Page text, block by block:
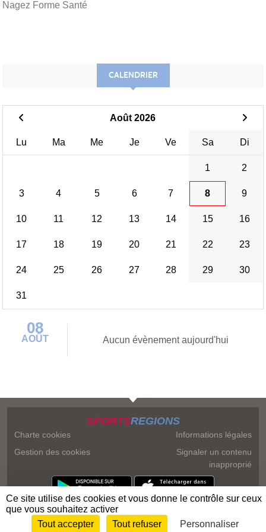
Nagez Forme Santé
CALENDRIER
Août 2026
Lu Ma Me Je Ve Sa Di
1 2
3 4 5 6 7 8 9
10 11 12 13 14 15 16
17 18 19 20 21 22 23
24 25 26 27 28 29 30
31
08
AOÛT Aucun évènement aujourd'hui
SPORTSREGIONS
Charte cookies
Gestion des cookies
Informations légales
Signaler un contenu
inapproprié
Envie de participer ? Connexion
Ce site utilise des cookies et vous donne le contrôle sur ceux
que vous souhaitez activer
Tout accepter
Tout refuser Personnaliser